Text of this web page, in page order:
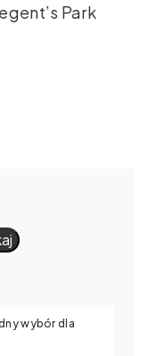
Park
wybór dla